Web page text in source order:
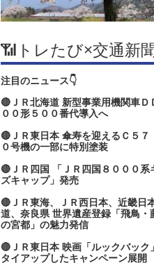
📶トレたび×交通新
注目のニュース👇
🔴ＪＲ北海道 新型事業用機関車Ｄ
００形５００番代導入へ
🔴ＪＲ東日本 傘寿を迎えるＣ５７
０号機の一部に特別塗装
🔴ＪＲ四国 「ＪＲ四国８０００系
ズキャップ」発売
🔴ＪＲ東海、ＪＲ西日本、近畿日
道、奈良県 世界遺産登録「飛鳥・
の宮都」の魅力発信
🔴ＪＲ東日本 映画「ルックバック
タイアップしたキャンペーン展開